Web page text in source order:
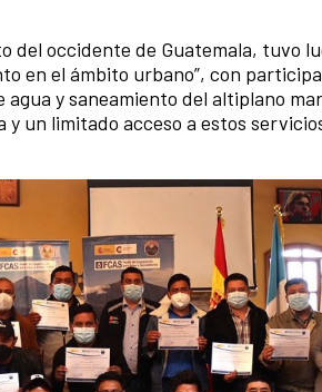
del occidente de Guatemala, tuvo
en el ámbito urbano”, con
y saneamiento del altiplano
y un limitado acceso a estos